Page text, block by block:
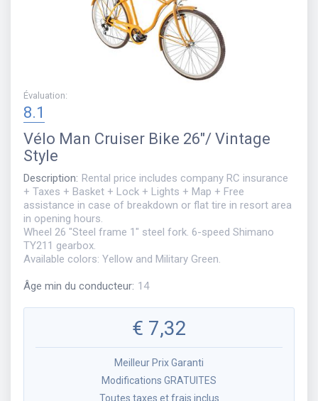
Évaluation:
8.1
Vélo Man Cruiser Bike 26"/ Vintage
Style
Description: Rental price includes company RC insurance
+ Taxes + Basket + Lock + Lights + Map + Free
assistance in case of breakdown or flat tire in resort area
in opening hours.
Wheel 26 "Steel frame 1" steel fork. 6-speed Shimano
TY211 gearbox.
Available colors: Yellow and Military Green.
Âge min du conducteur: 14
€ 7,32
Meilleur Prix Garanti
Modifications GRATUITES
Toutes taxes et frais inclus